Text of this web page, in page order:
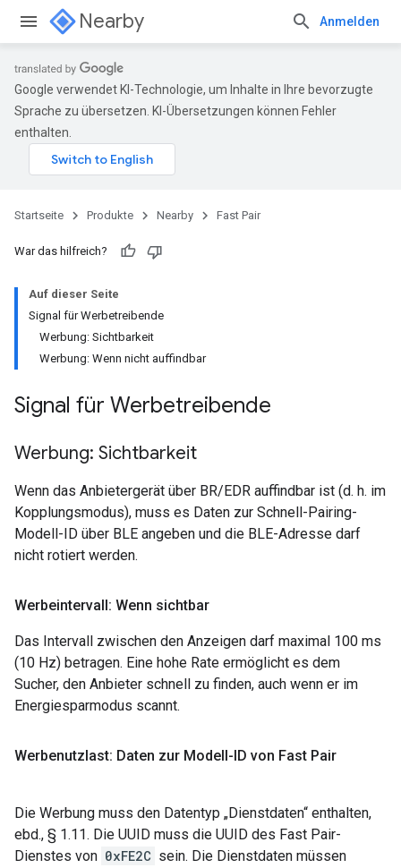
Nearby Anmelden
Google verwendet KI-Technologie, um Inhalte in Ihre bevorzugte
Sprache zu übersetzen. KI-Übersetzungen können Fehler
enthalten.
Startseite Produkte Nearby Fast Pair
War das hilfreich?
Auf dieser Seite
Signal für Werbetreibende
Werbung: Sichtbarkeit
Werbung: Wenn nicht auffindbar
Signal für Werbetreibende
Werbung: Sichtbarkeit
Wenn das Anbietergerät über BR/EDR auffindbar ist (d. h. im
Kopplungsmodus), muss es Daten zur Schnell-Pairing-
Modell-ID über BLE angeben und die BLE-Adresse darf
nicht rotiert werden.
Werbeintervall: Wenn sichtbar
Das Intervall zwischen den Anzeigen darf maximal 100 ms
(10 Hz) betragen. Eine hohe Rate ermöglicht es dem
Sucher, den Anbieter schnell zu finden, auch wenn er im
Energiesparmodus scannt.
Werbenutzlast: Daten zur Modell-ID von Fast Pair
Die Werbung muss den Datentyp „Dienstdaten“ enthalten,
ebd., § 1.11. Die UUID muss die UUID des Fast Pair-
Dienstes von 0xFE2C sein. Die Dienstdaten müssen